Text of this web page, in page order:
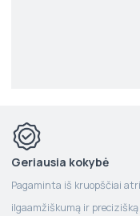
Geriausia kokybė
Pagaminta iš kruopščiai
ilgaamžiškumą ir precizišką